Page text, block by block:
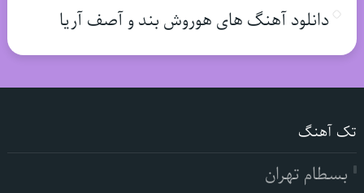
دانلود آهنگ های هوروش بند و آصف آریا
تک آهنگ
بسطام تهران